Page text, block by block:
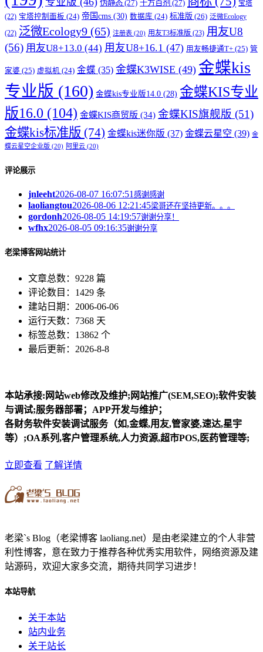
伪静态 (27) 千方百剂 (27)
宝塔
(22) 宝塔控制面板 (24) 帝国cms (30) 数据库 (24) 标准版 (26) 泛微Ecology
(22) 泛微Ecology9 (65) 注册表 (20) 用友T3标准版 (23) 用友U8
(56) 用友U8+13.0 (44) 用友U8+16.1 (47) 用友畅捷通T+ (25) 管
家婆 (25) 虚拟机 (24) 金蝶 (35) 金蝶K3WISE (49) 金蝶kis
专业版 (160) 金蝶kis专业版14.0 (28) 金蝶KIS专业
版16.0 (104) 金蝶KIS商贸版 (34) 金蝶KIS旗舰版 (51)
金蝶kis标准版 (74) 金蝶kis迷你版 (37) 金蝶云星空 (39) 金
蝶云星空企业版 (20) 阿里云 (20)
评论展示
jnleeht2026-08-07 16:07:51 感谢感谢
laoliangtou2026-08-06 12:21:45梁哥还在坚持更新。。。
gordonh2026-08-05 14:19:57谢谢分享！
wfhx2026-08-05 09:16:35谢谢分享
老梁博客网站统计
文章总数：9228 篇
评论数目：1429 条
建站日期：2006-06-06
运行天数：7368 天
标签总数：13862 个
最后更新：2026-8-8
本站承接:网站web修改及维护;网站推广(SEM,SEO);软件安装
与调试;服务器部署；APP开发与维护；
各财务软件安装调试服务（如,金蝶,用友,管家婆,速达,星宇
等）;OA系列,客户管理系统,人力资源,超市POS,医药管理等;
立即查看 了解详情
老梁`s Blog（老梁博客 laoliang.net）是由老梁建立的个人非营
利性博客，意在致力于推荐各种优秀实用软件，网络资源及建
站源码，欢迎大家多交流，期待共同学习进步！
本站导航
关于本站
站内业务
关于站长